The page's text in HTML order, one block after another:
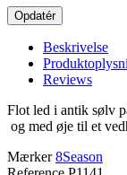
Beskrivelse
Reviews
Flot led i antik sølv
og med øje til et
Mærker 8Season